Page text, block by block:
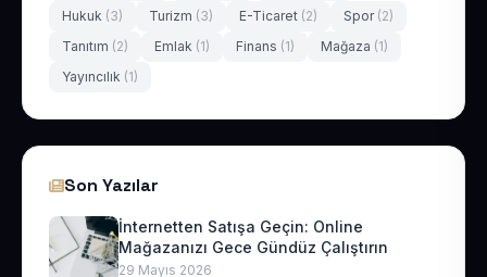
Hukuk (3) Turizm (3) E-Ticaret (2) Spor (2)
Tanıtım (2) Emlak (1) Finans (1) Mağaza (1)
Yayıncılık (1)
Son Yazılar
İnternetten Satışa Geçin: Online
Mağazanızı Gece Gündüz Çalıştırın
29 Mayıs 2026